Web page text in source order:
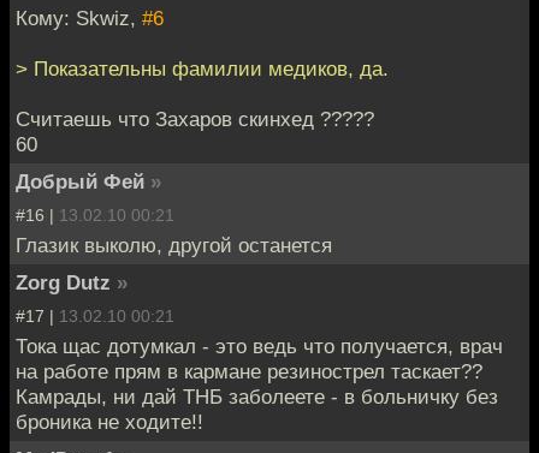
Кому: Skwiz, #6
> Показательны фамилии медиков, да.
Считаешь что Захаров скинхед ?????
60
Добрый Фей »
#16 | 13.02.10 00:21
Глазик выколю, другой останется
Zorg Dutz »
#17 | 13.02.10 00:21
Тока щас дотумкал - это ведь что получается, врач
на работе прям в кармане резинострел таскает??
Камрады, ни дай ТНБ заболеете - в больничку без
броника не ходите!!